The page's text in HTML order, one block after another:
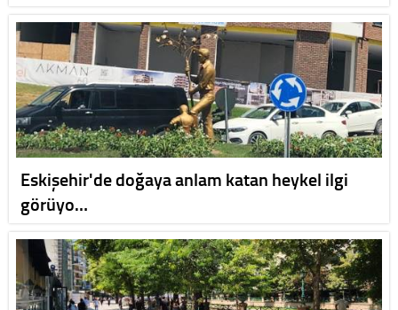
Eskişehir'de doğaya anlam katan heykel ilgi
görüyo…